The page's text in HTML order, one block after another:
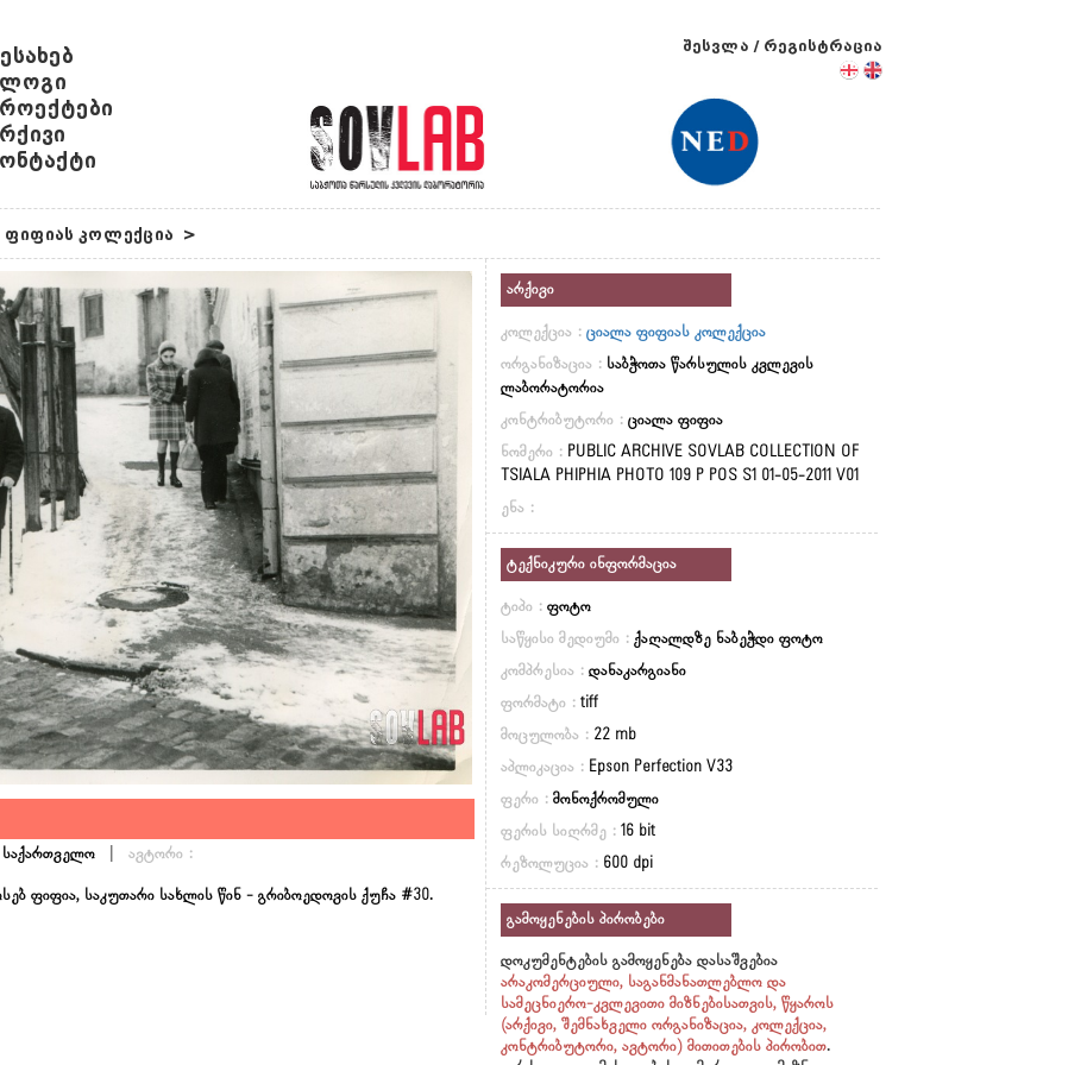
შესვლა / რეგისტრაცია
კოლექცია >
საქართველო | ავტორი :
ფიფია, საკუთარი სახლის წინ - გრიბოედოვის ქუჩა #30.
არქივი
კოლექცია : ციალა ფიფიას კოლექცია
ორგანიზაცია : საბჭოთა წარსულის კვლევის
ლაბორატორია
კონტრიბუტორი : ციალა ფიფია
ნომერი : PUBLIC ARCHIVE SOVLAB COLLECTION OF
TSIALA PHIPHIA PHOTO 109 P POS S1 01-05-2011 V01
ენა :
ტექნიკური ინფორმაცია
ტიპი : ფოტო
საწყისი მედიუმი : ქაღალდზე ნაბეჭდი ფოტო
კომპრესია : დანაკარგიანი
ფორმატი : tiff
მოცულობა : 22 mb
აპლიკაცია : Epson Perfection V33
ფერი : მონოქრომული
ფერის სიღრმე : 16 bit
რეზოლუცია : 600 dpi
გამოყენების პირობები
დოკუმენტების გამოყენება დასაშვებია
არაკომერციული, საგანმანათლებლო და
სამეცნიერო-კვლევითი მიზნებისათვის, წყაროს
(არქივი, შემნახველი ორგანიზაცია, კოლექცია,
კონტრიბუტორი, ავტორი) მითითების პირობით.